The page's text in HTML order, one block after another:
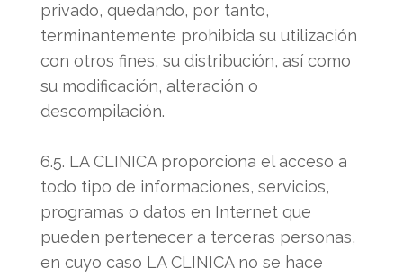
privado, quedando, por tanto,
terminantemente prohibida su utilización
con otros fines, su distribución, así como
su modificación, alteración o
descompilación.
6.5. LA CLINICA proporciona el acceso a
todo tipo de informaciones, servicios,
programas o datos en Internet que
pueden pertenecer a terceras personas,
en cuyo caso LA CLINICA no se hace